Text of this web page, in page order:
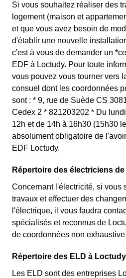
Si vous souhaitez réaliser des
logement (maison et
et que vous avez besoin de
d'établir une nouvelle
c'est à vous de demander un
EDF à Loctudy. Pour toute
vous pouvez vous tourner vers
consuel dont les coordonnées
sont : * 9, rue de Suède CS
Cedex 2 * 821203202 * Du
12h et de 14h à 16h30 (15h30
absolument obligatoire de
EDF Loctudy.
Répertoire des électriciens
Concernant l'électricité, si vous
travaux et effectuer des
l'électrique, il vous faudra
spécialisés et reconnus de
de coordonnées non
Répertoire des ELD à Loctudy
Les ELD sont des entreprises